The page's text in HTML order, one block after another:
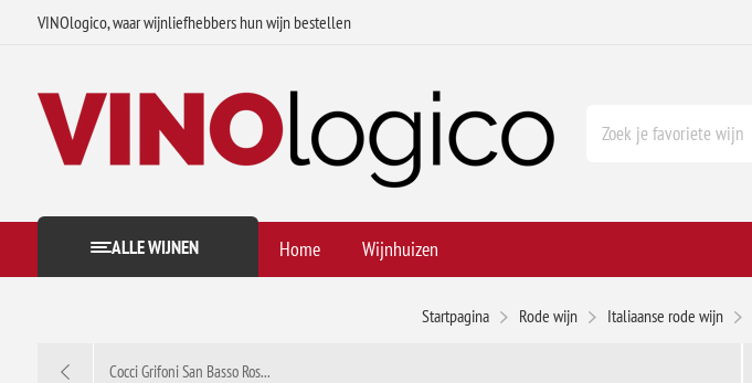
VINOlogico, waar wijnliefhebbers hun wijn bestellen
ALLE WIJNEN Home Wijnhuizen
Startpagina Rode wijn Italiaanse rode wijn
Cocci Grifoni San Basso Ros...